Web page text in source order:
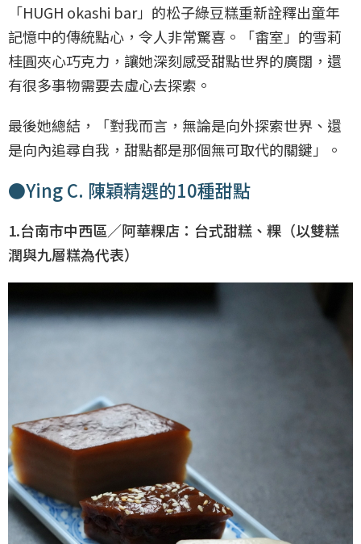
「HUGH okashi bar」的松子綠豆糕重新詮釋出童年
記憶中的傳統點心，令人非常驚喜。「畬室」的雪莉
桂圓夾心巧克力，讓她深刻感受甜點世界的廣闊，還
有很多事物需要去虛心去探索。
最後她總結，「對我而言，無論是向外探索世界、還
是向內追尋自我，甜點都是那個無可取代的關鍵」。
●Ying C. 陳穎精選的10種甜點
1.台南市中西區／阿華粿店：台式甜糕、粿（以雙糕
潤與九層糕為代表）